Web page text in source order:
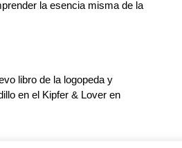
la esencia misma de la